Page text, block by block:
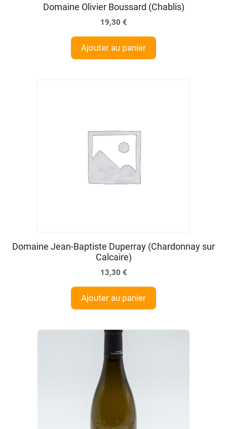
Domaine Olivier Boussard (Chablis)
19,30 €
Ajouter au panier
Domaine Jean-Baptiste Duperray (Chardonnay sur
Calcaire)
13,30 €
Ajouter au panier